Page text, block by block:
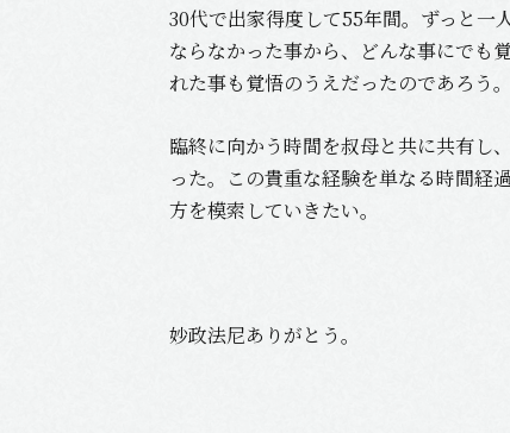
30代で出家得度して55年間。ずっと一
ならなかった事から、どんな事にでも
れた事も覚悟のうえだったのであろう。
臨終に向かう時間を叔母と共に共有し
った。この貴重な経験を単なる時間経
方を模索していきたい。
妙政法尼ありがとう。